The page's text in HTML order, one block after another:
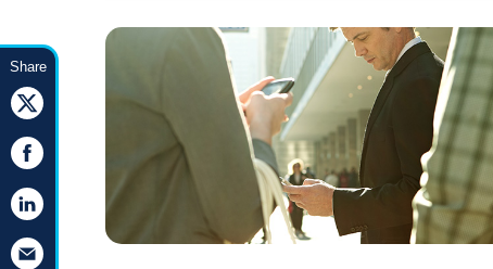
Share